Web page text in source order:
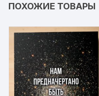
ПОХОЖИЕ ТОВАРЫ